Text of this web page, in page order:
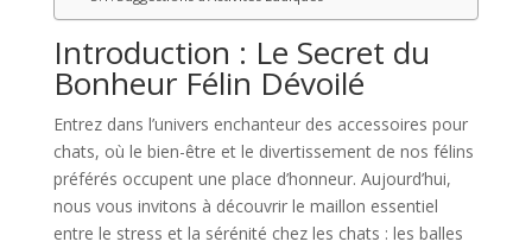
Introduction : Le Secret du
Bonheur Félin Dévoilé
Entrez dans l’univers enchanteur des accessoires pour
chats, où le bien-être et le divertissement de nos félins
préférés occupent une place d’honneur. Aujourd’hui,
nous vous invitons à découvrir le maillon essentiel
entre le stress et la sérénité chez les chats : les balles